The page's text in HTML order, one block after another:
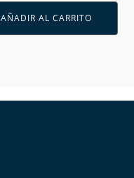
AÑADIR AL CARRITO